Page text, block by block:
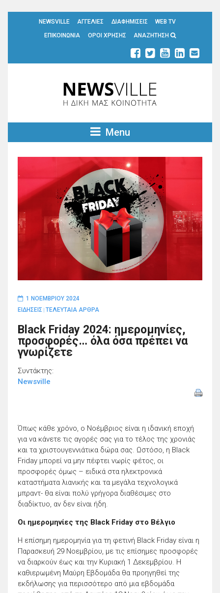
NEWSVILLE ΑΓΓΕΛΙΕΣ ΔΙΑΦΗΜΙΣΕΙΣ
WEB TV
ΕΠΙΚΟΙΝΩΝΙΑ
ΟΡΟΙ ΧΡΗΣΗΣ ΑΝΑΖΗΤΗΣΗ
Menu
1 ΝΟΕΜΒΡΊΟΥ 2024
ΕΙΔΗΣΕΙΣ ΤΕΛΕΥΤΑΙΑ ΑΡΘΡΑ
Black Friday 2024: ημερομηνίες,
προσφορές… όλα όσα πρέπει να
γνωρίζετε
Συντάκτης:
Newsville
Όπως κάθε χρόνο, ο Νοέμβριος είναι η ιδανική εποχή
για να κάνετε τις αγορές σας για το τέλος της χρονιάς
και τα χριστουγεννιάτικα δώρα σας. Ωστόσο, η Black
Friday μπορεί να μην πέφτει νωρίς φέτος, οι
προσφορές όμως – ειδικά στα ηλεκτρονικά
καταστήματα λιανικής και τα μεγάλα τεχνολογικά
μπραντ- θα είναι πολύ γρήγορα διαθέσιμες στο
διαδίκτυο, αν δεν είναι ήδη.
Οι ημερομηνίες της Black Friday στο Βέλγιο
Η επίσημη ημερομηνία για τη φετινή Black Friday είναι η
Παρασκευή 29 Νοεμβρίου, με τις επίσημες προσφορές
να διαρκούν έως και την Κυριακή 1 Δεκεμβρίου. Η
καθιερωμένη Μαύρη Εβδομάδα θα προηγηθεί της
εκδήλωσης για περισσότερο από μια εβδομάδα